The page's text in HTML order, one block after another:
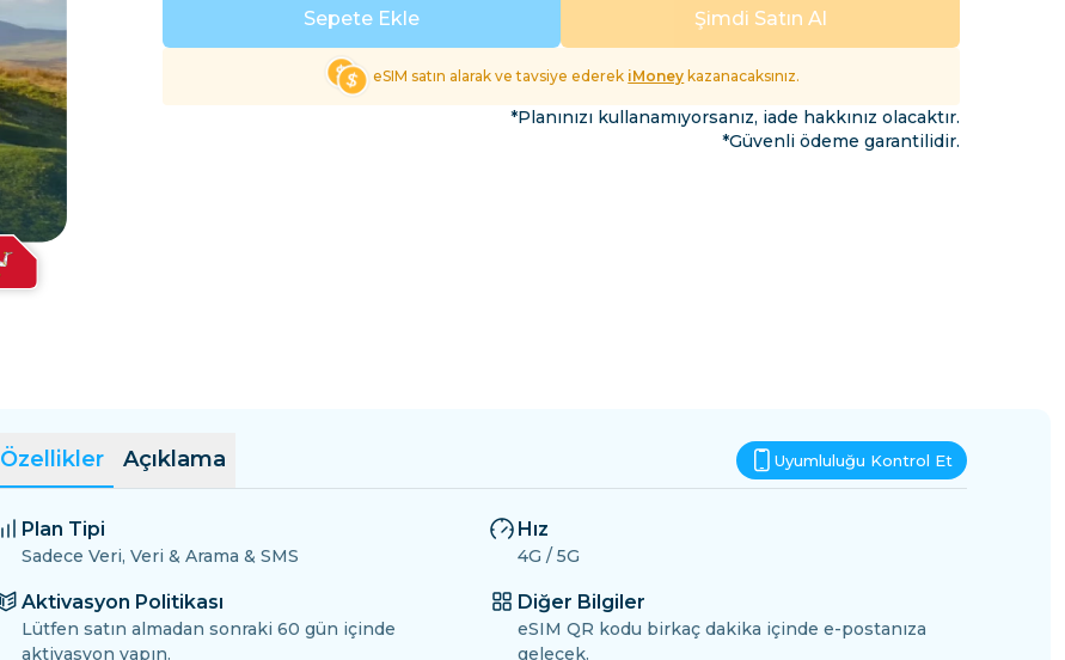
Tüm Varış Yerlerini Keşfet
Sepete Ekle Şimdi Satın Al
eSIM satın alarak ve tavsiye ederek iMoney kazanacaksınız.
*Planınızı kullanamıyorsanız, iade hakkınız olacaktır.
*Güvenli ödeme garantilidir.
Özellikler Açıklama Uyumluluğu Kontrol Et
Plan Tipi
Sadece Veri, Veri & Arama & SMS
Aktivasyon Politikası
Lütfen satın almadan sonraki 60 gün içinde
aktivasyon yapın.
Hız
4G / 5G
Diğer Bilgiler
eSIM QR kodu birkaç dakika içinde e-postanıza
gelecek.